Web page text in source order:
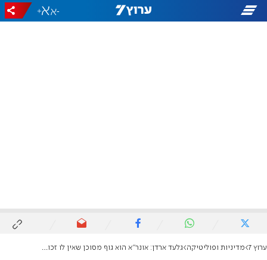
-
+
ערוץ 7 מדיניות ופוליטיקה גלעד ארדן: אונר"א הוא גוף מסוכן שאין לו זכות קיום